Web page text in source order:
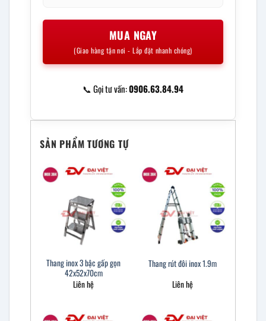
MUA NGAY
(Giao hàng tận nơi - Lắp đặt nhanh chóng)
📞 Gọi tư vấn:0906.63.84.94
SẢN PHẨM TƯƠNG TỰ
Thang inox 3 bậc gấp gọn
42x52x70cm
Liên hệ
Thang rút đôi inox 1.9m
Liên hệ